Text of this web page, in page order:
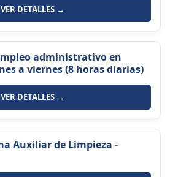
VER DETALLES →
administrativo en
a viernes (8 horas diarias)
VER DETALLES →
Auxiliar de Limpieza -